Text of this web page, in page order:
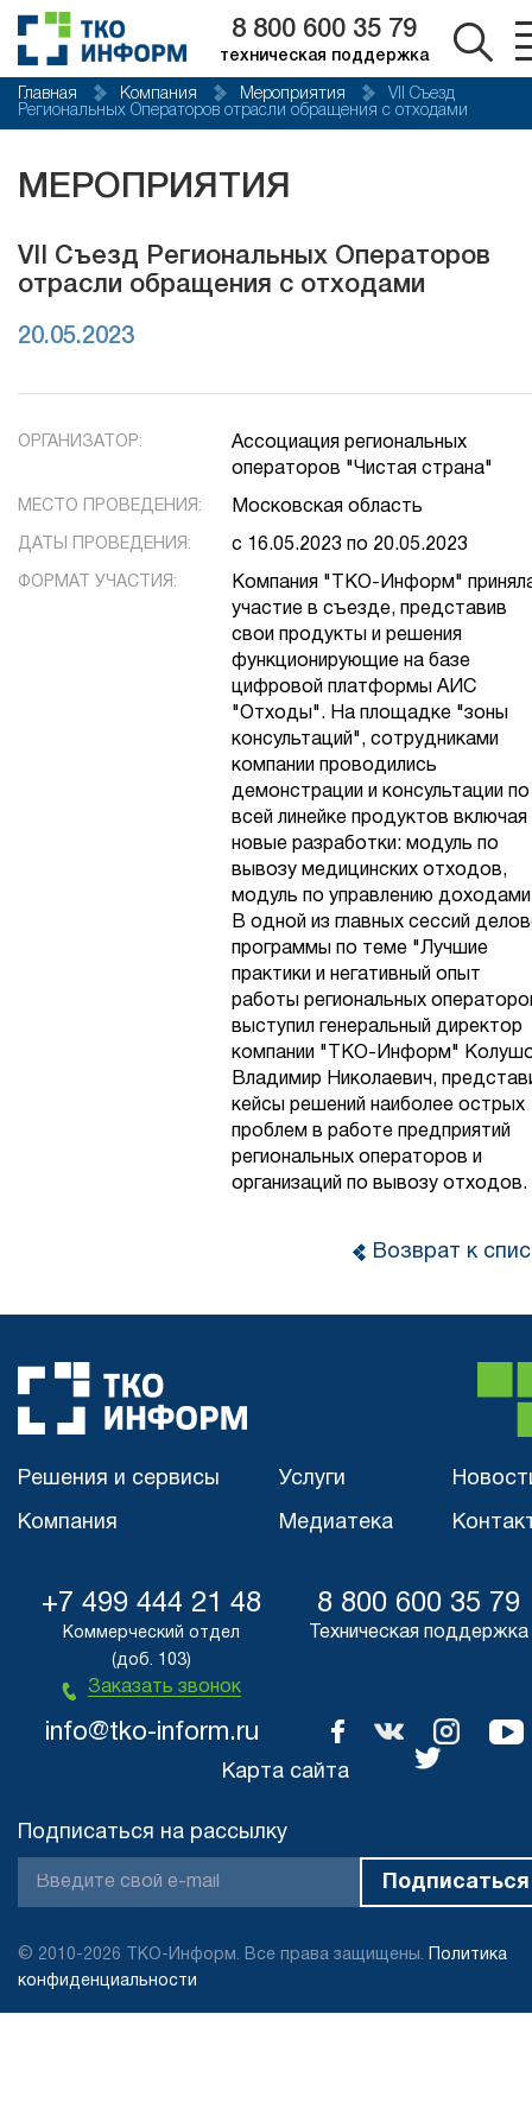
8 800 600 35 79
техническая поддержка
Главная Компания Мероприятия
VII Съезд
Региональных Операторов отрасли обращения с отходами
МЕРОПРИЯТИЯ
VII Съезд Региональных Операторов
отрасли обращения с отходами
20.05.2023
ОРГАНИЗАТОР:
Ассоциация региональных
операторов "Чистая страна"
МЕСТО ПРОВЕДЕНИЯ: Московская область
ДАТЫ ПРОВЕДЕНИЯ: с 16.05.2023 по 20.05.2023
ФОРМАТ УЧАСТИЯ:
Компания "ТКО-Информ"
участие в съезде, представив
свои продукты и решения
функционирующие на базе
цифровой платформы АИС
"Отходы". На площадке "зоны
консультаций", сотрудниками
компании проводились
демонстрации и консультации по
всей линейке продуктов включая
новые разработки: модуль по
вывозу медицинских отходов,
модуль по управлению
В одной из главных сессий
программы по теме "Лучшие
практики и негативный опыт
работы региональных
выступил генеральный директор
компании "ТКО-Информ"
Владимир Николаевич,
кейсы решений наиболее острых
проблем в работе предприятий
региональных операторов и
организаций по вывозу отходов.
Возврат к
Решения и сервисы
Компания
Услуги
Медиатека
Подписаться на рассылку
Карта сайта
+7 499 444 21 48
Коммерческий отдел
(доб. 103)
Заказать звонок
8 800 600 35 79
Техническая поддержка
info@tko-inform.ru
© 2010-2026 ТКО-Информ. Все права защищены.
Политика
конфиденциальности